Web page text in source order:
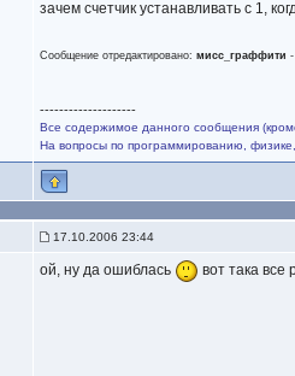
зачем счетчик устанавливать с 1,
Сообщение отредактировано:мисс_граффити
--------------------
Все содержимое данного сообщения
На вопросы по программированию,
17.10.2006 23:44
ой, ну да ошиблась вот така все